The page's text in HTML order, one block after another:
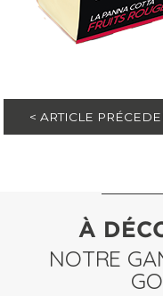
< ARTICLE
À
NOTRE